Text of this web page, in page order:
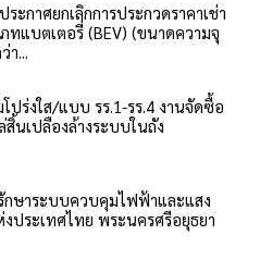
ะกาศยกเลิกการประกวดราคาเช่า
ทแบตเตอรี่ (BEV) (ขนาดความจุ
...
โปร่งใส/แบบ รร.1-รร.4 งานจัดซื้อ
นเปลืองล้างระบบในถัง
กษาระบบควบคุมไฟฟ้าและแสง
ประเทศไทย พระนครศรีอยุธยา